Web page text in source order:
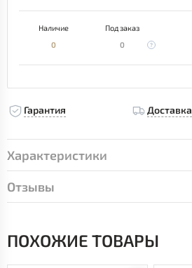
Наличие Под заказ
0
0
Гарантия Доставка
Характеристики
Отзывы
ПОХОЖИЕ ТОВАРЫ